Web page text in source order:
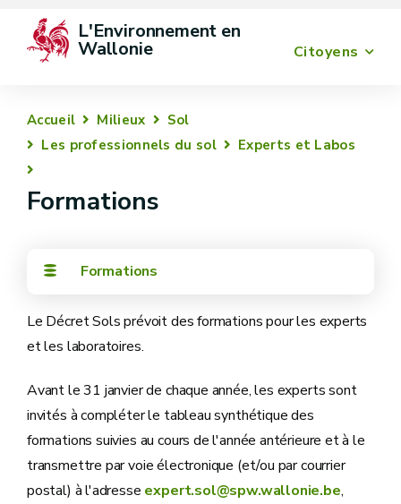
Citoyens
L'Environnement en
Wallonie
Accueil Milieux
Sol
Les professionnels du sol
Experts et Labos
Formations
Formations
Le Décret Sols prévoit des formations pour les experts
et les laboratoires.
Avant le 31 janvier de chaque année, les experts sont
invités à compléter le tableau synthétique des
formations suivies au cours de l'année antérieure et à le
transmettre par voie électronique (et/ou par courrier
postal) à l'adresse expert.sol@spw.wallonie.be,